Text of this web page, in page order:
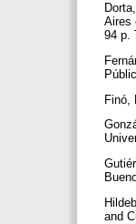
Aires
94 p.
Finó,
and